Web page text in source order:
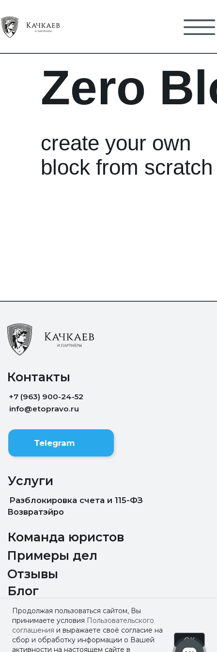
Zero
create your own
block from scratch
Продолжая пользоваться сайтом, Вы
принимаете условия Пользовательского
соглашения и выражаете своё согласие на
сбор и обработку информации о Вашей
активности на настоящем сайте в
OK
Разблокировка счета и 115-ФЗ
Команда юристов
Услуги
Примеры дел
Вопросы и ответы
Отзывы
© 2023 ИП Качкаев Руслан
Александрович. Все права защищены